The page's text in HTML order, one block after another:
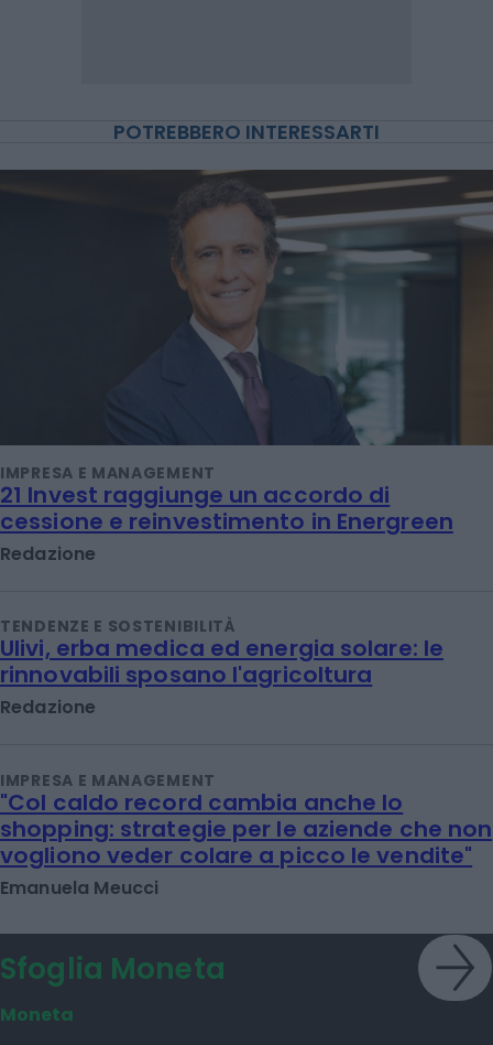
POTREBBERO INTERESSARTI
IMPRESA E MANAGEMENT
21 Invest raggiunge un accordo di
cessione e reinvestimento in Energreen
Redazione
TENDENZE E SOSTENIBILITÀ
Ulivi, erba medica ed energia solare: le
rinnovabili sposano l'agricoltura
Redazione
IMPRESA E MANAGEMENT
"Col caldo record cambia anche lo
shopping: strategie per le aziende che non
vogliono veder colare a picco le vendite"
Emanuela Meucci
Sfoglia Moneta
Moneta